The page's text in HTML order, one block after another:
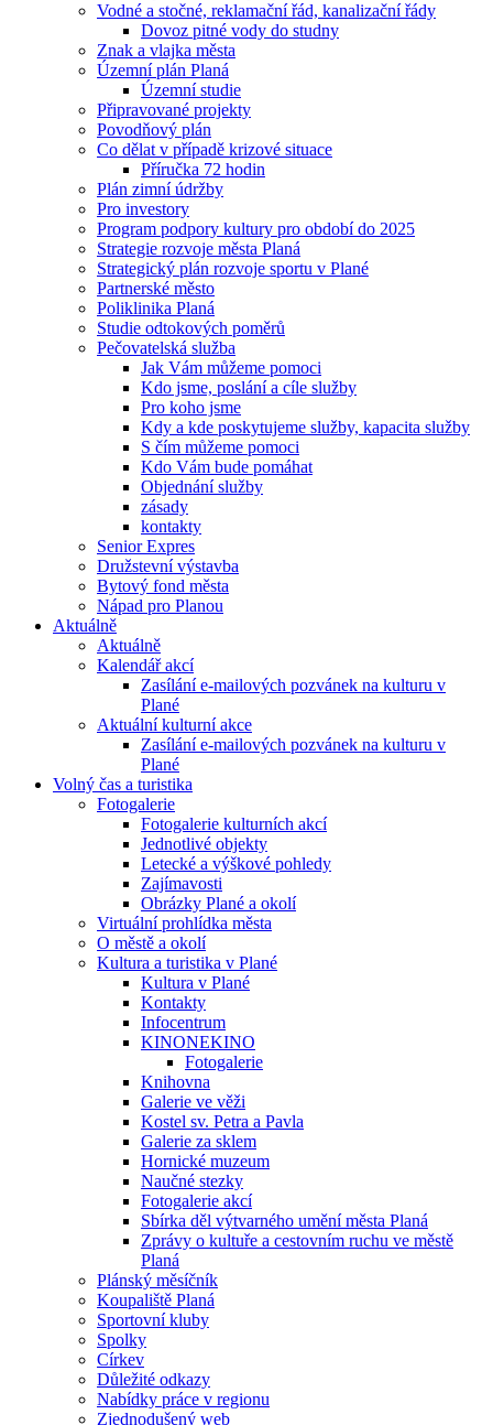
Vodné a stočné, reklamační řád, kanalizační řády
Dovoz pitné vody do studny
Znak a vlajka města
Územní plán Planá
Územní studie
Připravované projekty
Povodňový plán
Co dělat v případě krizové situace
Příručka 72 hodin
Plán zimní údržby
Pro investory
Program podpory kultury pro období do 2025
Strategie rozvoje města Planá
Strategický plán rozvoje sportu v Plané
Partnerské město
Poliklinika Planá
Studie odtokových poměrů
Pečovatelská služba
Jak Vám můžeme pomoci
Kdo jsme, poslání a cíle služby
Pro koho jsme
Kdy a kde poskytujeme služby, kapacita služby
S čím můžeme pomoci
Kdo Vám bude pomáhat
Objednání služby
zásady
kontakty
Senior Expres
Družstevní výstavba
Bytový fond města
Nápad pro Planou
Aktuálně
Aktuálně
Kalendář akcí
Zasílání e-mailových pozvánek na kulturu v
Plané
Aktuální kulturní akce
Zasílání e-mailových pozvánek na kulturu v
Plané
Volný čas a turistika
Fotogalerie
Fotogalerie kulturních akcí
Jednotlivé objekty
Letecké a výškové pohledy
Zajímavosti
Obrázky Plané a okolí
Virtuální prohlídka města
O městě a okolí
Kultura a turistika v Plané
Kultura v Plané
Kontakty
Infocentrum
KINONEKINO
Fotogalerie
Knihovna
Galerie ve věži
Kostel sv. Petra a Pavla
Galerie za sklem
Hornické muzeum
Naučné stezky
Fotogalerie akcí
Sbírka děl výtvarného umění města Planá
Zprávy o kultuře a cestovním ruchu ve městě
Planá
Plánský měsíčník
Koupaliště Planá
Sportovní kluby
Spolky
Církev
Důležité odkazy
Nabídky práce v regionu
Zjednodušený web